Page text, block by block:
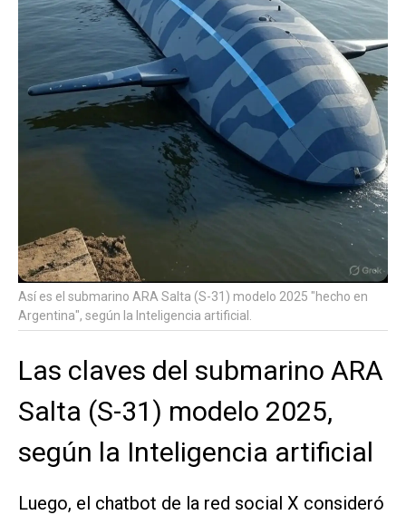
Así es el submarino ARA Salta (S-31) modelo 2025 "hecho en
Argentina", según la Inteligencia artificial.
Las claves del submarino ARA
Salta (S-31) modelo 2025,
según la Inteligencia artificial
Luego, el chatbot de la red social X consideró